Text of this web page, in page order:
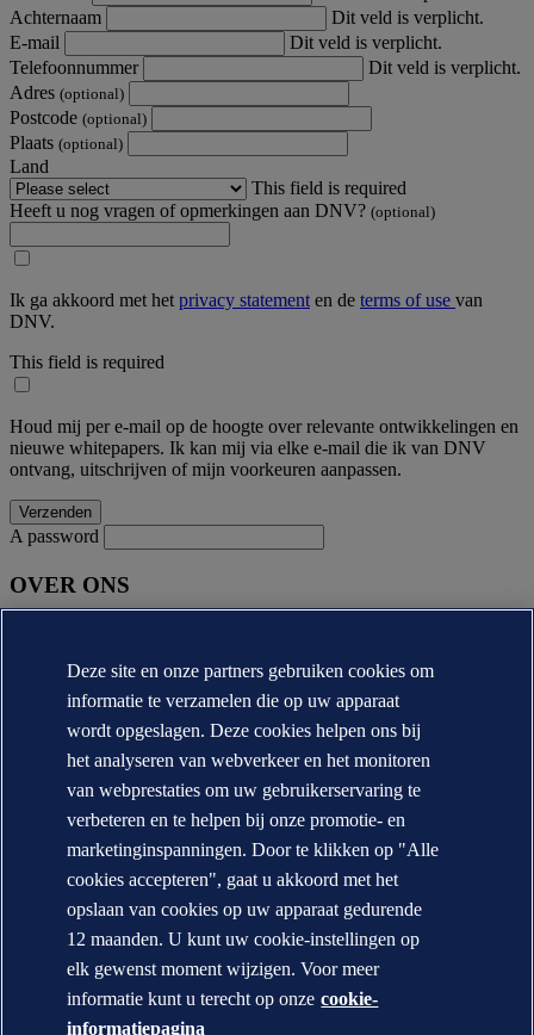
Achternaam
Dit veld is verplicht.
E-mail
Dit veld is verplicht.
Telefoonnummer
Dit veld is verplicht.
Adres (optional)
Postcode (optional)
Plaats (optional)
Land
This field is required
Heeft u nog vragen of opmerkingen aan DNV? (optional)
Ik ga akkoord met het privacy statement en de terms of use van
DNV.
This field is required
Houd mij per e-mail op de hoogte over relevante ontwikkelingen en
nieuwe whitepapers. Ik kan mij via elke e-mail die ik van DNV
ontvang, uitschrijven of mijn voorkeuren aanpassen.
A password
OVER ONS
Annual reports
CONTACT:
Contacteer DNV
Office Locator
Privacy Statement
Terms of Use
Copyright © DNV AS 2026
Cookie information
Deze site en onze partners gebruiken cookies om
informatie te verzamelen die op uw apparaat
wordt opgeslagen. Deze cookies helpen ons bij
het analyseren van webverkeer en het monitoren
van webprestaties om uw gebruikerservaring te
verbeteren en te helpen bij onze promotie- en
marketinginspanningen. Door te klikken op "Alle
cookies accepteren", gaat u akkoord met het
opslaan van cookies op uw apparaat gedurende
12 maanden. U kunt uw cookie-instellingen op
elk gewenst moment wijzigen. Voor meer
informatie kunt u terecht op onze cookie-
informatiepagina